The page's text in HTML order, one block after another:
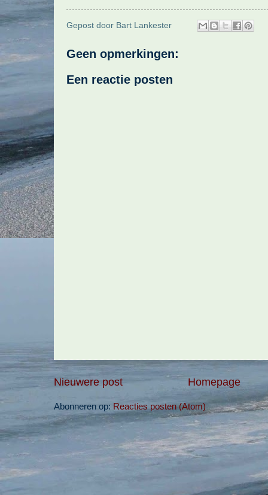
Gepost door Bart Lankester
Geen opmerkingen:
Een reactie posten
Nieuwere post Homepage
Abonneren op: Reacties posten (Atom)